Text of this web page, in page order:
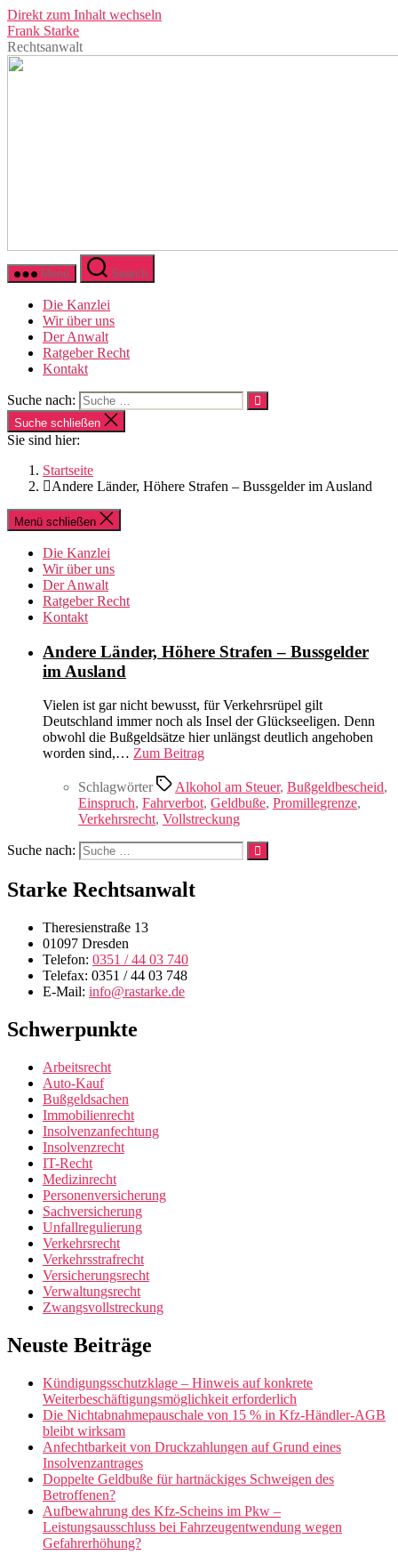
Direkt zum Inhalt wechseln
Frank Starke
Rechtsanwalt
Menü Search
Die Kanzlei
Wir über uns
Der Anwalt
Ratgeber Recht
Kontakt
Suche nach:
Suche schließen
Sie sind hier:
Startseite
Andere Länder, Höhere Strafen – Bussgelder im Ausland
Menü schließen
Die Kanzlei
Wir über uns
Der Anwalt
Ratgeber Recht
Kontakt
Andere Länder, Höhere Strafen – Bussgelder
im Ausland
Vielen ist gar nicht bewusst, für Verkehrsrüpel gilt
Deutschland immer noch als Insel der Glückseeligen. Denn
obwohl die Bußgeldsätze hier unlängst deutlich angehoben
worden sind,… Zum Beitrag
Schlagwörter Alkohol am Steuer, Bußgeldbescheid,
Einspruch, Fahrverbot, Geldbuße, Promillegrenze,
Verkehrsrecht, Vollstreckung
Suche nach:
Starke Rechtsanwalt
Theresienstraße 13
01097 Dresden
Telefon: 0351 / 44 03 740
Telefax: 0351 / 44 03 748
E-Mail: info@rastarke.de
Schwerpunkte
Arbeitsrecht
Auto-Kauf
Bußgeldsachen
Immobilienrecht
Insolvenzanfechtung
Insolvenzrecht
IT-Recht
Medizinrecht
Personenversicherung
Sachversicherung
Unfallregulierung
Verkehrsrecht
Verkehrsstrafrecht
Versicherungsrecht
Verwaltungsrecht
Zwangsvollstreckung
Neuste Beiträge
Kündigungsschutzklage – Hinweis auf konkrete
Weiterbeschäftigungsmöglichkeit erforderlich
Die Nichtabnahmepauschale von 15 % in Kfz-Händler-AGB
bleibt wirksam
Anfechtbarkeit von Druckzahlungen auf Grund eines
Insolvenzantrages
Doppelte Geldbuße für hartnäckiges Schweigen des
Betroffenen?
Aufbewahrung des Kfz-Scheins im Pkw –
Leistungsausschluss bei Fahrzeugentwendung wegen
Gefahrerhöhung?